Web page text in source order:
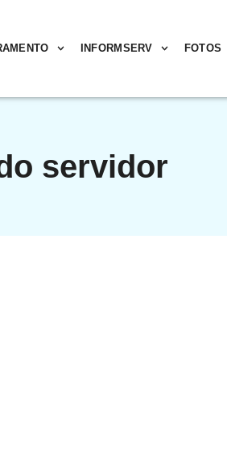
INFORMSERV FOTOS
servidor